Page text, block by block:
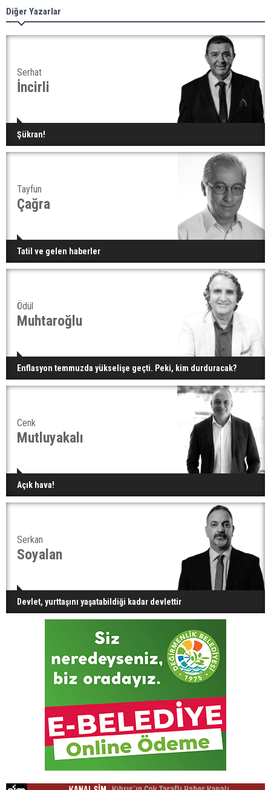
Diğer Yazarlar
Serhat
İncirli
Şükran!
Tayfun
Çağra
Tatil ve gelen haberler
Ödül
Muhtaroğlu
Enflasyon temmuzda yükselişe geçti. Peki, kim durduracak?
Cenk
Mutluyakalı
Açık hava!
Serkan
Soyalan
Devlet, yurttaşını yaşatabildiği kadar devlettir